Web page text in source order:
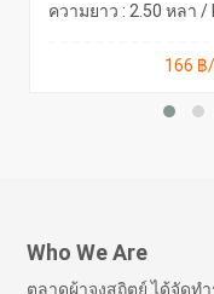
ความยาว : 2.50 หลา /
166 ฿
Who We Are
ตลาดผ้าจงสถิตย์ ได้จัดท